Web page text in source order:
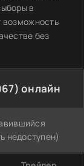
в
возможность
без
онлайн
недоступен)